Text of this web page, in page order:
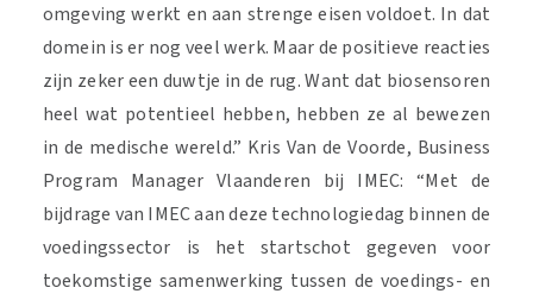
omgeving werkt en aan strenge eisen voldoet. In dat
domein is er nog veel werk. Maar de positieve reacties
zijn zeker een duwtje in de rug. Want dat biosensoren
heel wat potentieel hebben, hebben ze al bewezen
in de medische wereld.” Kris Van de Voorde, Business
Program Manager Vlaanderen bij IMEC: “Met de
bijdrage van IMEC aan deze technologiedag binnen de
voedingssector is het startschot gegeven voor
toekomstige samenwerking tussen de voedings- en